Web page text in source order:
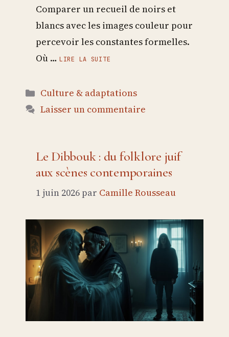
Comparer un recueil de noirs et
blancs avec les images couleur pour
percevoir les constantes formelles.
Où … LIRE LA SUITE
Catégories
Culture & adaptations
Laisser un commentaire
Le Dibbouk : du folklore juif
aux scènes contemporaines
1 juin 2026 par Camille Rousseau